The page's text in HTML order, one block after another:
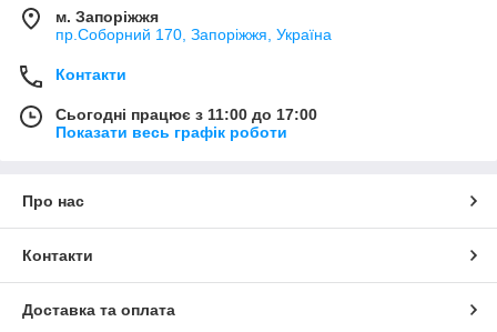
м. Запоріжжя
пр.Соборний 170, Запоріжжя, Україна
Контакти
Сьогодні працює з 11:00 до 17:00
Показати весь графік роботи
Про нас
Контакти
Доставка та оплата